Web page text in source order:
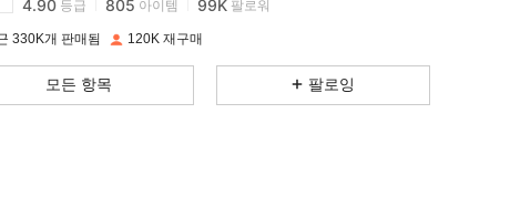
c***e 이(가)하루 전에지불됨
4.90 805 99K
330K개 판매됨 120K 재구매
모든 항목 팔로잉